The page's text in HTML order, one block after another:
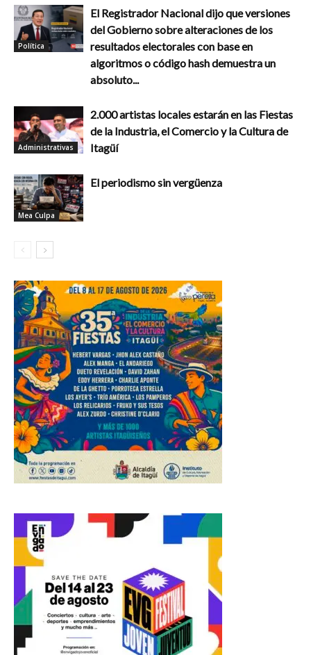
Política
El Registrador Nacional dijo que versiones
del Gobierno sobre alteraciones de los
resultados electorales con base en
algoritmos o código hash demuestra un
absoluto...
Administrativas
2.000 artistas locales estarán en las Fiestas
de la Industria, el Comercio y la Cultura de
Itagüí
Mea Culpa
El periodismo sin vergüenza